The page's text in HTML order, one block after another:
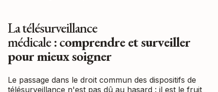
La télésurveillance
médicale : comprendre et surveiller
pour mieux soigner
Le passage dans le droit commun des dispositifs de
télésurveillance n'est pas dû au hasard : il est le fruit